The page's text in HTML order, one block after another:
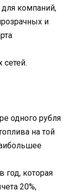
для компаний,
и
сетей.
одного рубля
на той
год, которая
20%,